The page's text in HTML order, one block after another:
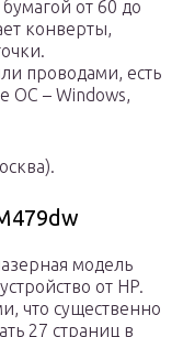
от 60 до
конверты,
проводами, есть
ОС – Windows,
модель
от HP.
что существенно
27 страниц в